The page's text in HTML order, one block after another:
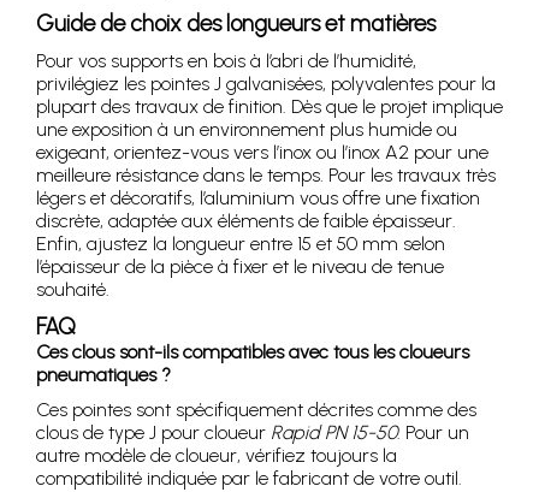
Guide de choix des longueurs et matières
Pour vos supports en bois à l’abri de l’humidité,
privilégiez les pointes J galvanisées, polyvalentes pour la
plupart des travaux de finition. Dès que le projet implique
une exposition à un environnement plus humide ou
exigeant, orientez-vous vers l’inox ou l’inox A2 pour une
meilleure résistance dans le temps. Pour les travaux très
légers et décoratifs, l’aluminium vous offre une fixation
discrète, adaptée aux éléments de faible épaisseur.
Enfin, ajustez la longueur entre 15 et 50 mm selon
l’épaisseur de la pièce à fixer et le niveau de tenue
souhaité.
FAQ
Ces clous sont-ils compatibles avec tous les cloueurs
pneumatiques ?
Ces pointes sont spécifiquement décrites comme des
clous de type J pour cloueur Rapid PN 15-50. Pour un
autre modèle de cloueur, vérifiez toujours la
compatibilité indiquée par le fabricant de votre outil.